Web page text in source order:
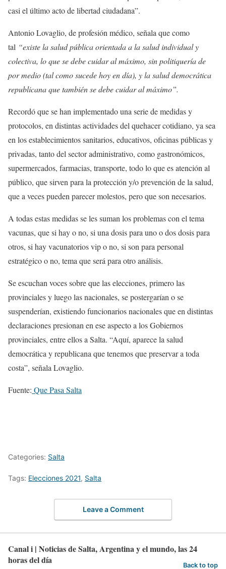
casi el último acto de libertad ciudadana”.
Antonio Lovaglio, de profesión médico, señala que como
tal “existe la salud pública orientada a la salud individual y
colectiva, lo que se debe cuidar al máximo, sin politiquería de
por medio (tal como sucede hoy en día), y la salud democrática
republicana que también se debe cuidar al máximo”.
Recordó que se han implementado una serie de medidas y
protocolos, en distintas actividades del quehacer cotidiano, ya sea
en los establecimientos sanitarios, educativos, oficinas públicas y
privadas, tanto del sector administrativo, como gastronómicos,
supermercados, farmacias, transporte, todo lo que es atención al
público, que sirven para la protección y/o prevención de la salud,
que a veces pueden parecer molestos, pero que son necesarios.
A todas estas medidas se les suman los problemas con el tema
vacunas, que si hay o no, si una dosis para uno o dos dosis para
otros, si hay vacunatorios vip o no, si son para personal
estratégico o no, tema que será para otro análisis.
Se escuchan voces sobre que las elecciones, primero las
provinciales y luego las nacionales, se postergarían o se
suspenderían, existiendo funcionarios nacionales que en distintas
declaraciones presionan en ese aspecto a los Gobiernos
provinciales, entre ellos a Salta. “Aquí, aparece la salud
democrática y republicana que tenemos que preservar a toda
costa”, señala Lovaglio.
Fuente: Que Pasa Salta
Categories: Salta
Tags: Elecciones 2021, Salta
Leave a Comment
Canal i | Noticias de Salta, Argentina y el mundo, las 24
horas del día
Back to top